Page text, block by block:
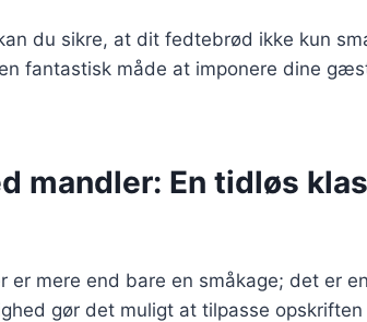
du sikre, at dit fedtebrød ikke kun
fantastisk måde at imponere dine
mandler: En tidløs
er mere end bare en småkage; det er
gør det muligt at tilpasse